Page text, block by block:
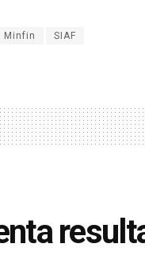
Minfin SIAF